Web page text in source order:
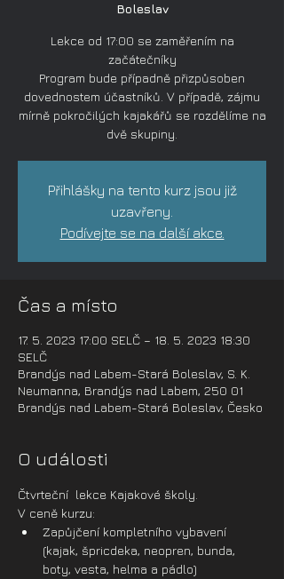
Boleslav
Lekce od 17:00 se zaměřením na
začátečníky
Program bude případně přizpůsoben
dovednostem účastníků. V případě, zájmu
mírně pokročilých kajakářů se rozdělíme na
dvě skupiny.
Přihlášky na tento kurz jsou již
uzavřeny.
Podívejte se na další akce.
Čas a místo
17. 5. 2023 17:00 SELČ – 18. 5. 2023 18:30
SELČ
Brandýs nad Labem-Stará Boleslav, S. K.
Neumanna, Brandýs nad Labem, 250 01
Brandýs nad Labem-Stará Boleslav, Česko
O události
Čtvrteční  lekce Kajakové školy.
V ceně kurzu:
Zapůjčení kompletního vybavení
(kajak, špricdeka, neopren, bunda,
boty, vesta, helma a pádlo)